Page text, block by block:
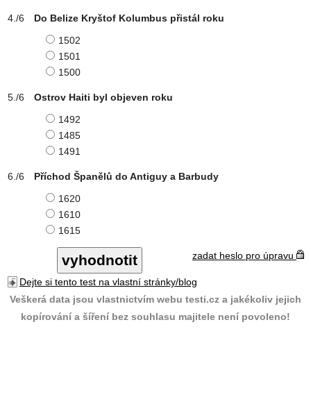
Do Belize Kryštof Kolumbus přistál roku
1502
1501
1500
Ostrov Haiti byl objeven roku
1492
1485
1491
Příchod Španělů do Antiguy a Barbudy
1620
1610
1615
zadat heslo pro úpravu
Dejte si tento test na vlastní stránky/blog
Veškerá data jsou vlastnictvím webu testi.cz a jakékoliv jejich
kopírování a šíření bez souhlasu majitele není povoleno!